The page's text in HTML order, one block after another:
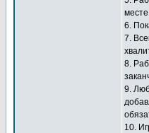
6.
7.
8.
9.
10.